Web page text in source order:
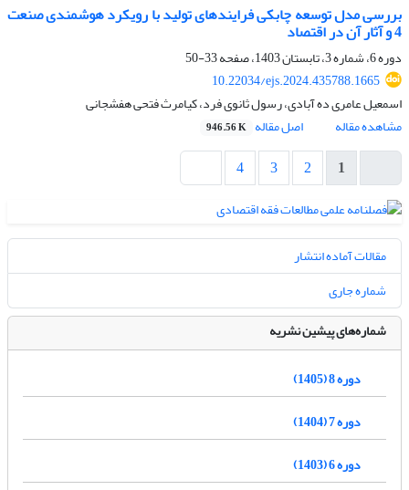
بررسی مدل توسعه چابکی فرایندهای تولید با رویکرد هوشمندی صنعت
4 و آثار آن در اقتصاد
دوره 6، شماره 3، تابستان 1403، صفحه
33-50
10.22034/ejs.2024.435788.1665
اسمعیل عامری ده آبادی، رسول ثانوی فرد، کیامرث فتحی هفشجانی
مشاهده مقاله
اصل مقاله 946.56 K
1
2
3
4
مقالات آماده انتشار
شماره جاری
شماره‌های پیشین نشریه
دوره 8 (1405)
دوره 7 (1404)
دوره 6 (1403)